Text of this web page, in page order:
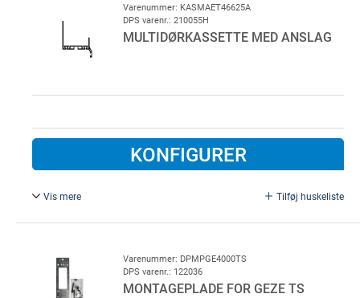
Varenummer: KASMAET46625A
DPS varenr.: 210055H
MULTIDØRKASSETTE MED ANSLAG
KONFIGURER
Vis mere Tilføj huskeliste
Varenummer: DPMPGE4000TS
DPS varenr.: 122036
MONTAGEPLADE FOR GEZE TS